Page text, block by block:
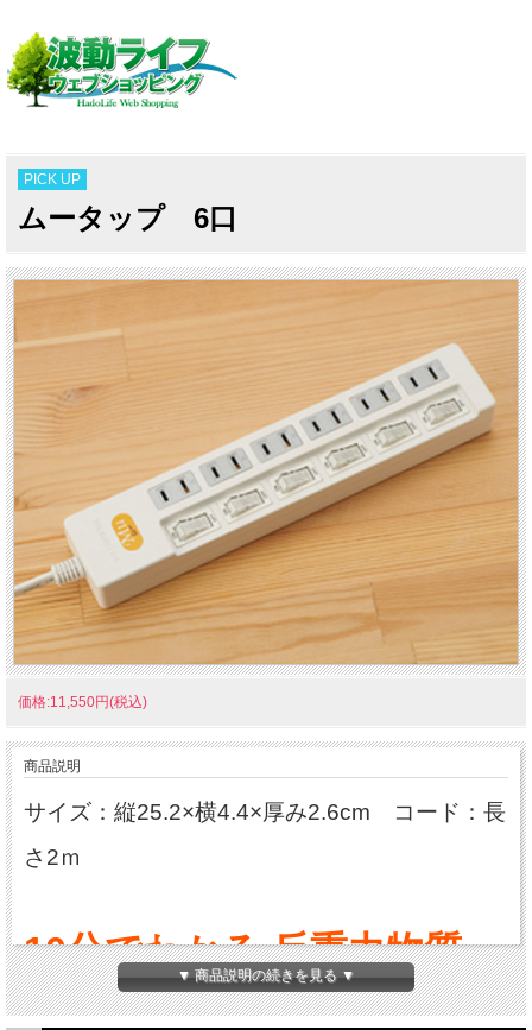
PICK UP
ムータップ 6口
価格:11,550円(税込)
商品説明
サイズ：縦25.2×横4.4×厚み2.6cm コード：長
さ2ｍ
10分でわかる 反重力物質
Mu（ムー）
▼ 商品説明の続きを見る ▼